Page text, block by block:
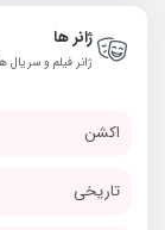
ژانر ها
ژانر فیلم و سریال
اکشن
تاریخی